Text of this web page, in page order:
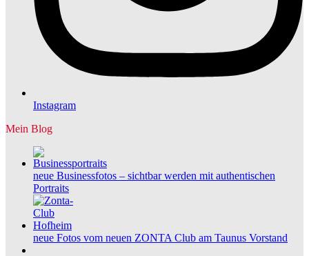
Instagram
Mein Blog
neue Businessfotos – sichtbar werden mit authentischen
Portraits
neue Fotos vom neuen ZONTA Club am Taunus Vorstand